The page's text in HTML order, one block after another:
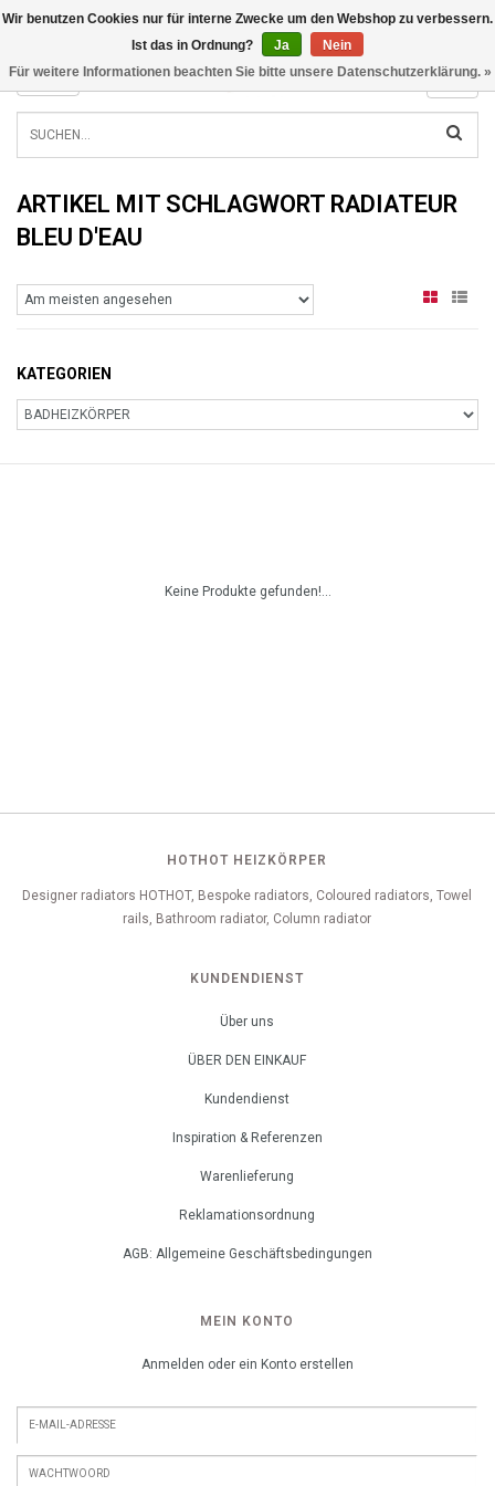
INFO@RADIATORS.SHOP
MENU
ARTIKEL MIT SCHLAGWORT RADIATEUR
BLEU D'EAU
KATEGORIEN
Keine Produkte gefunden!...
HOTHOT HEIZKÖRPER
Designer radiators HOTHOT, Bespoke radiators, Coloured radiators, Towel
rails, Bathroom radiator, Column radiator
KUNDENDIENST
Über uns
ÜBER DEN EINKAUF
Kundendienst
Inspiration & Referenzen
Warenlieferung
Reklamationsordnung
AGB: Allgemeine Geschäftsbedingungen
MEIN KONTO
Anmelden oder ein Konto erstellen
Wir benutzen Cookies nur für interne Zwecke um den Webshop zu verbessern.
Ist das in Ordnung?
Ja
Nein
Für weitere Informationen beachten Sie bitte unsere Datenschutzerklärung. »